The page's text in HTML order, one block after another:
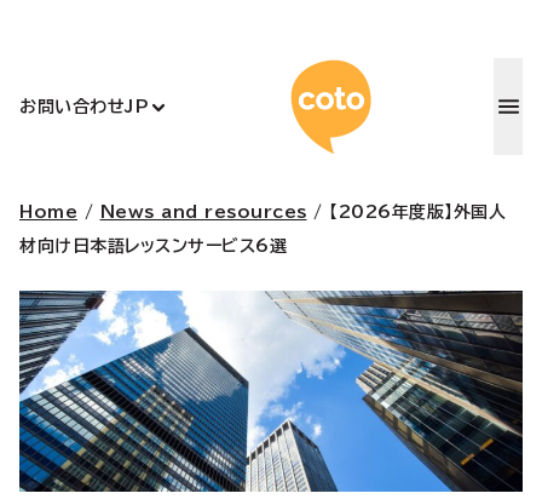
お問い合わせJP コトアカ
Home / News and resources /
【2026年度版】外国人
材向け日本語レッスンサービス6選